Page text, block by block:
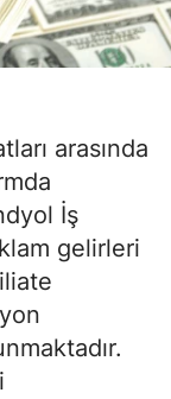
arasında
İş
gelirleri